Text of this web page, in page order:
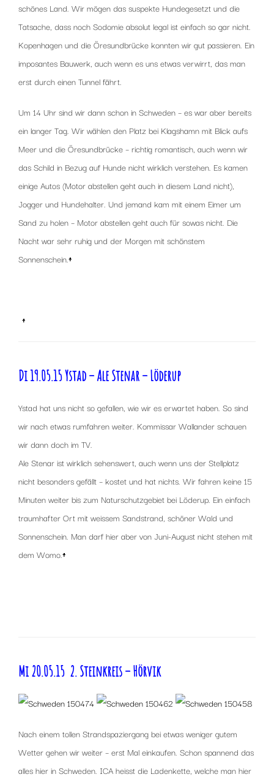
schönes Land. Wir mögen das suspekte Hundegesetzt und die
Tatsache, dass noch Sodomie absolut legal ist einfach so gar nicht.
Kopenhagen und die Öresundbrücke konnten wir gut passieren. Ein
imposantes Bauwerk, auch wenn es uns etwas verwirrt, das man
erst durch einen Tunnel fährt.
Um 14 Uhr sind wir dann schon in Schweden – es war aber bereits
ein langer Tag. Wir wählen den Platz bei Klagshamn mit Blick aufs
Meer und die Öresundbrücke – richtig romantisch, auch wenn wir
das Schild in Bezug auf Hunde nicht wirklich verstehen. Es kamen
einige Autos (Motor abstellen geht auch in diesem Land nicht),
Jogger und Hundehalter. Und jemand kam mit einem Eimer um
Sand zu holen – Motor abstellen geht auch für sowas nicht. Die
Nacht war sehr ruhig und der Morgen mit schönstem
Sonnenschein.↑
↑
Di 19.05.15 Ystad – Ale Stenar – Löderup
Ystad hat uns nicht so gefallen, wie wir es erwartet haben. So sind
wir nach etwas rumfahren weiter. Kommissar Wallander schauen
wir dann doch im TV.
Ale Stenar ist wirklich sehenswert, auch wenn uns der Stellplatz
nicht besonders gefällt – kostet und hat nichts. Wir fahren keine 15
Minuten weiter bis zum Naturschutzgebiet bei Löderup. Ein einfach
traumhafter Ort mit weissem Sandstrand, schöner Wald und
Sonnenschein. Man darf hier aber von Juni-August nicht stehen mit
dem Womo.↑
Mi 20.05.15 2. Steinkreis – Hörvik
Nach einem tollen Strandspaziergang bei etwas weniger gutem
Wetter gehen wir weiter – erst Mal einkaufen. Schon spannend das
alles hier in Schweden. ICA heisst die Ladenkette, welche man hier